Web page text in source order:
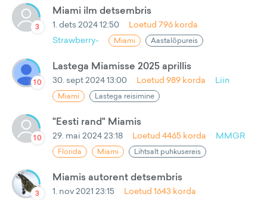
3
Miami ilm detsembris
1. dets 2024 12:50 Loetud 796 korda
Strawberry-
Miami Aastalõpureis
10
Lastega Miamisse 2025 aprillis
30. sept 2024 13:00 Loetud 989 korda Liin
Miami Lastega reisimine
10
"Eesti rand" Miamis
29. mai 2024 23:18 Loetud 4465 korda MMGR
Florida Miami Lihtsalt puhkusereis
3
Miamis autorent detsembris
1. nov 2021 23:15 Loetud 1643 korda